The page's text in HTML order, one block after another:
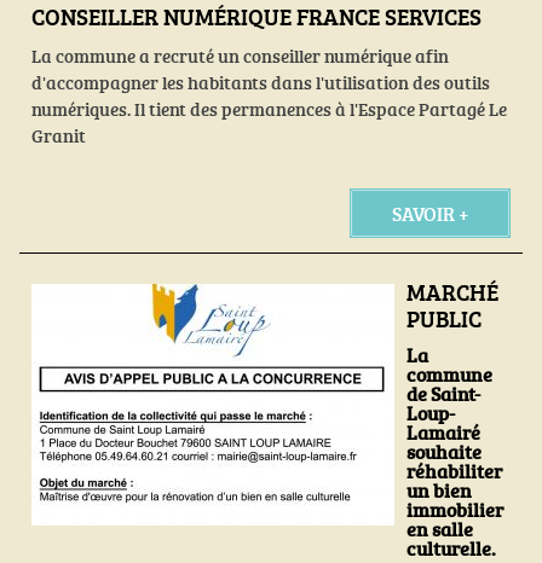
CONSEILLER NUMÉRIQUE FRANCE SERVICES
La commune a recruté un conseiller numérique afin
d'accompagner les habitants dans l'utilisation des outils
numériques. Il tient des permanences à l'Espace Partagé Le
Granit
SAVOIR +
MARCHÉ
PUBLIC
La
commune
de Saint-
Loup-
Lamairé
souhaite
réhabiliter
un bien
immobilier
en salle
culturelle.